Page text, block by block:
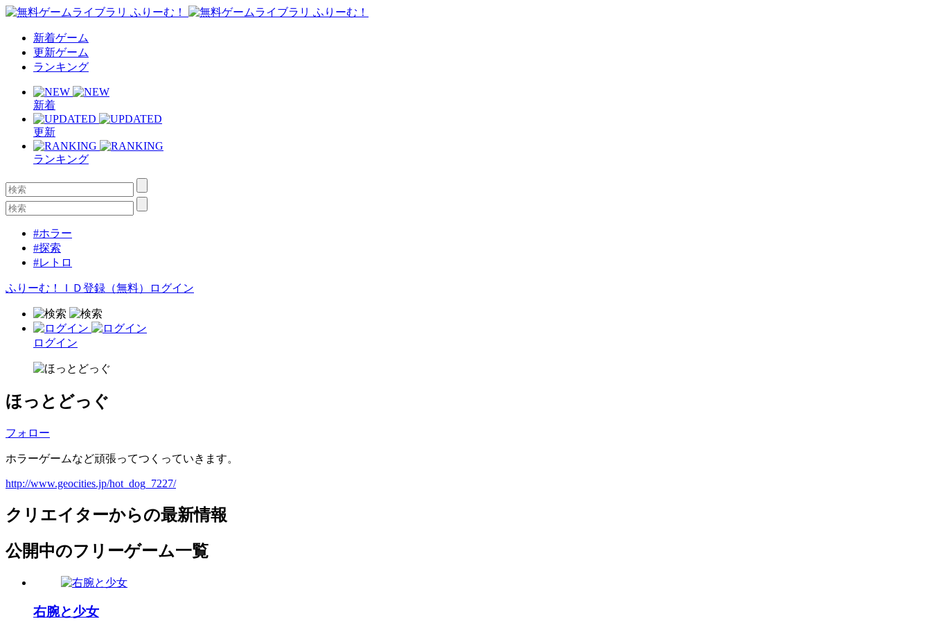
新着ゲーム
更新ゲーム
ランキング
新着
更新
ランキング
#ホラー
#探索
#レトロ
ふりーむ！ＩＤ登録（無料） ログイン
ログイン
ほっとどっぐ
フォロー
ホラーゲームなど頑張ってつくっていきます。
http://www.geocities.jp/hot_dog_7227/
クリエイターからの最新情報
公開中のフリーゲーム一覧
右腕と少女